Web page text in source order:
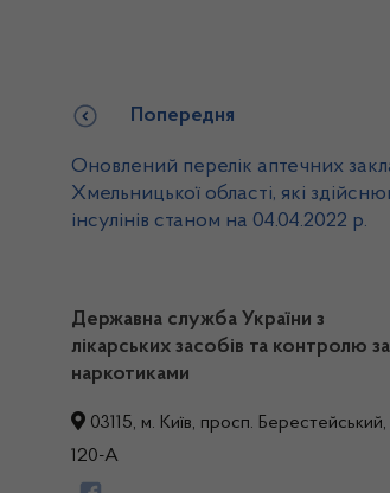
Попередня
Оновлений перелік аптечних
Хмельницької області, які
інсулінів станом на 04.04.2022 р.
Державна служба України з
лікарських засобів та контролю за
наркотиками
03115, м. Київ, просп. Берестейський,
120-А